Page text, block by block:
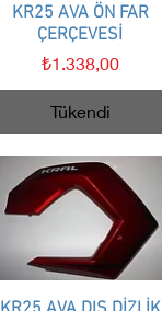
Hızlı Bakış
KR25 AVA ÖN FAR
ÇERÇEVESİ
Fiyat
₺1.338,00
Tükendi